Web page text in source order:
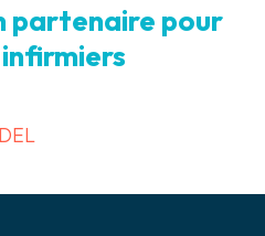
partenaire pour